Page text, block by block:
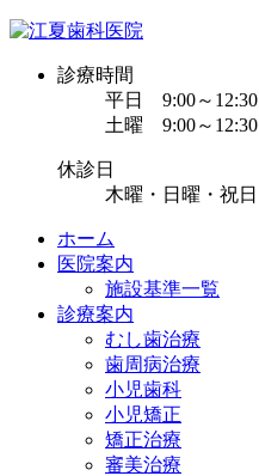
診療時間
平日 9:00～12:30
土曜 9:00～12:30
休診日
木曜・日曜・祝日
ホーム
医院案内
施設基準一覧
診療案内
むし歯治療
歯周病治療
小児歯科
小児矯正
矯正治療
審美治療